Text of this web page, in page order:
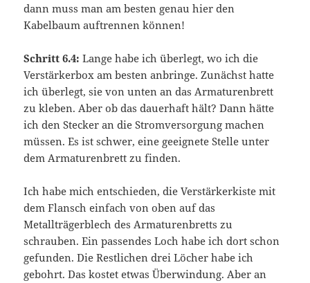
dann muss man am besten genau hier den
Kabelbaum auftrennen können!
Schritt 6.4: Lange habe ich überlegt, wo ich die
Verstärkerbox am besten anbringe. Zunächst hatte
ich überlegt, sie von unten an das Armaturenbrett
zu kleben. Aber ob das dauerhaft hält? Dann hätte
ich den Stecker an die Stromversorgung machen
müssen. Es ist schwer, eine geeignete Stelle unter
dem Armaturenbrett zu finden.
Ich habe mich entschieden, die Verstärkerkiste mit
dem Flansch einfach von oben auf das
Metallträgerblech des Armaturenbretts zu
schrauben. Ein passendes Loch habe ich dort schon
gefunden. Die Restlichen drei Löcher habe ich
gebohrt. Das kostet etwas Überwindung. Aber an